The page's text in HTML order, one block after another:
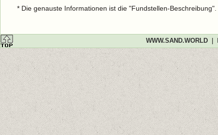
* Die genauste Informationen ist die "Fundstellen-
WWW.SAND.WORLD|